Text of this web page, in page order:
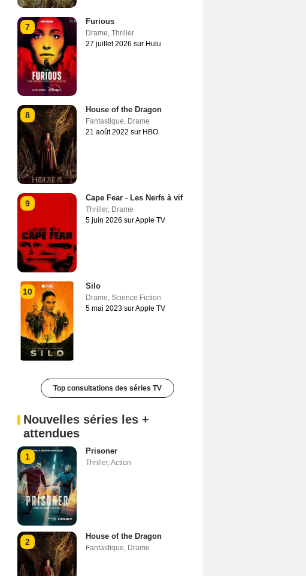
7
Furious
Drame, Thriller
27 juillet 2026 sur Hulu
8
House of the Dragon
Fantastique, Drame
21 août 2022 sur HBO
9
Cape Fear - Les Nerfs à vif
Thriller, Drame
5 juin 2026 sur Apple TV
10
Silo
Drame, Science Fiction
5 mai 2023 sur Apple TV
Top consultations des séries TV
Nouvelles séries les +
attendues
1
Prisoner
Thriller,Action
2
House of the Dragon
Fantastique, Drame